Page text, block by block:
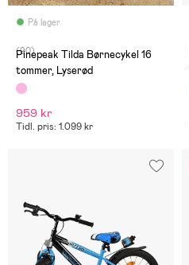
På lager
(90)
Pinepeak Tilda Børnecykel 16
tommer, Lyserød
959 kr
Tidl. pris: 1.099 kr